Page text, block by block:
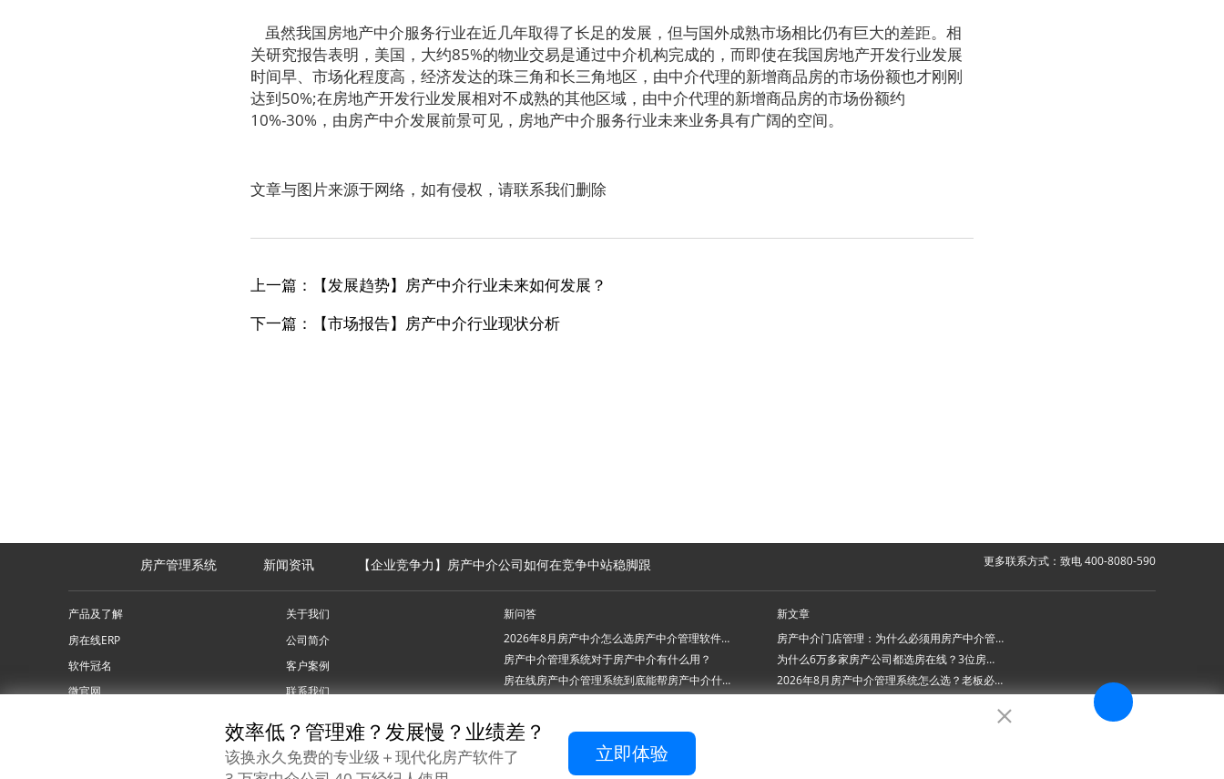
虽然我国房地产中介服务行业在近几年取得了长足的发展，但与国外成熟市场相比仍有巨大的差距。相
关研究报告表明，美国，大约85%的物业交易是通过中介机构完成的，而即使在我国房地产开发行业发展
时间早、市场化程度高，经济发达的珠三角和长三角地区，由中介代理的新增商品房的市场份额也才刚刚
达到50%;在房地产开发行业发展相对不成熟的其他区域，由中介代理的新增商品房的市场份额约
10%-30%，由房产中介发展前景可见，房地产中介服务行业未来业务具有广阔的空间。
文章与图片来源于网络，如有侵权，请联系我们删除
上一篇：【发展趋势】房产中介行业未来如何发展？
下一篇：【市场报告】房产中介行业现状分析
效率低？管理难？发展慢？业绩差？
该换永久免费的专业级＋现代化房产软件了
立即体验
房产管理系统 新闻资讯 【企业竞争力】房产中介公司如何在竞争中站稳脚跟 更多联系方式：致电 400-8080-590
产品及了解
房在线ERP
软件冠名
微官网
关于我们
公司简介
客户案例
联系我们
新问答
2026年8月房产中介怎么选房产中介管理软件系统？
房产中介管理系统对于房产中介有什么用？
房在线房产中介管理系统到底能帮房产中介什么忙？
新文章
房产中介门店管理：为什么必须用房产中介管理系统？
为什么6万多家房产公司都选房在线？3位房产中介老板的真实心声
2026年8月房产中介管理系统怎么选？老板必看的“避坑六步法”